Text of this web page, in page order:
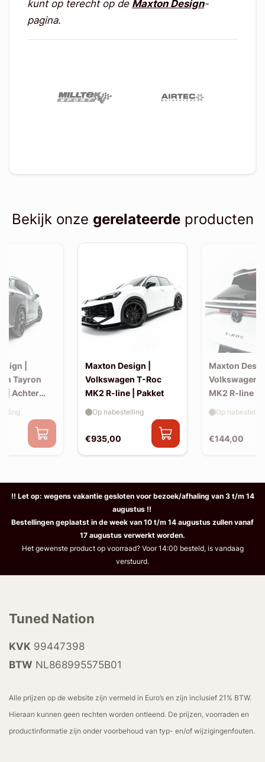
kunt op terecht op de Maxton Design-
pagina.
Bekijk onze gerelateerdeproducten
|
Tayron
| Achter
Maxton Design |
Volkswagen T-Roc
MK2 R-line | Pakket
€935,00
Op nabestelling
Maxton
Volkswagen
MK2 R-line |
extension
€144,00
Op
!! Let op: wegens vakantie gesloten voor bezoek/afhaling van 3 t/m 14
augustus !!
Bestellingen geplaatst in de week van 10 t/m 14 augustus zullen vanaf
17 augustus verwerkt worden.
Het gewenste product op voorraad? Voor 14:00 besteld, is vandaag
verstuurd.
Tuned Nation
KVK 99447398
BTW NL868995575B01
Alle prijzen op de website zijn vermeld in Euro’s en zijn inclusief 21% BTW.
Hieraan kunnen geen rechten worden ontleend. De prijzen, voorraden en
productinformatie zijn onder voorbehoud van typ- en/of wijzigingenfouten.